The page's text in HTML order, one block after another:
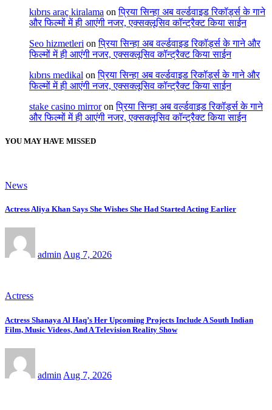
kıbrıs araç kiralama onप्रिया सिन्हा अब वर्ल्डवाइड रिकॉर्ड्स के गाने
और फिल्मों में ही आएंगी नजर, एक्सक्लूसिव कॉन्ट्रैक्ट किया साईन
Seo hizmetleri onप्रिया सिन्हा अब वर्ल्डवाइड रिकॉर्ड्स के गाने और
फिल्मों में ही आएंगी नजर, एक्सक्लूसिव कॉन्ट्रैक्ट किया साईन
kıbrıs medikal onप्रिया सिन्हा अब वर्ल्डवाइड रिकॉर्ड्स के गाने और
फिल्मों में ही आएंगी नजर, एक्सक्लूसिव कॉन्ट्रैक्ट किया साईन
stake casino mirroronप्रिया सिन्हा अब वर्ल्डवाइड रिकॉर्ड्स के गाने
और फिल्मों में ही आएंगी नजर, एक्सक्लूसिव कॉन्ट्रैक्ट किया साईन
YOU MAY HAVE MISSED
News
Actress Aliya Khan Says She Wishes She Had Started Acting Earlier
admin Aug 7, 2026
Actress
Actress Shanaya Al Haq’s Her Upcoming Projects Include A South Indian
Film, Music Videos, And A Television Reality Show
admin Aug 7, 2026